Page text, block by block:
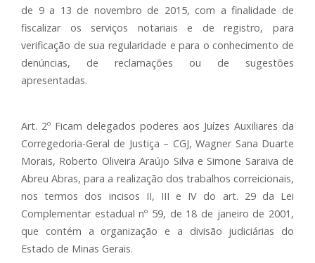
de 9 a 13 de novembro de 2015, com a finalidade de
fiscalizar os serviços notariais e de registro, para
verificação de sua regularidade e para o conhecimento de
denúncias, de reclamações ou de sugestões
apresentadas.
Art. 2º Ficam delegados poderes aos Juízes Auxiliares da
Corregedoria-Geral de Justiça – CGJ, Wagner Sana Duarte
Morais, Roberto Oliveira Araújo Silva e Simone Saraiva de
Abreu Abras, para a realização dos trabalhos correicionais,
nos termos dos incisos II, III e IV do art. 29 da Lei
Complementar estadual nº 59, de 18 de janeiro de 2001,
que contém a organização e a divisão judiciárias do
Estado de Minas Gerais.